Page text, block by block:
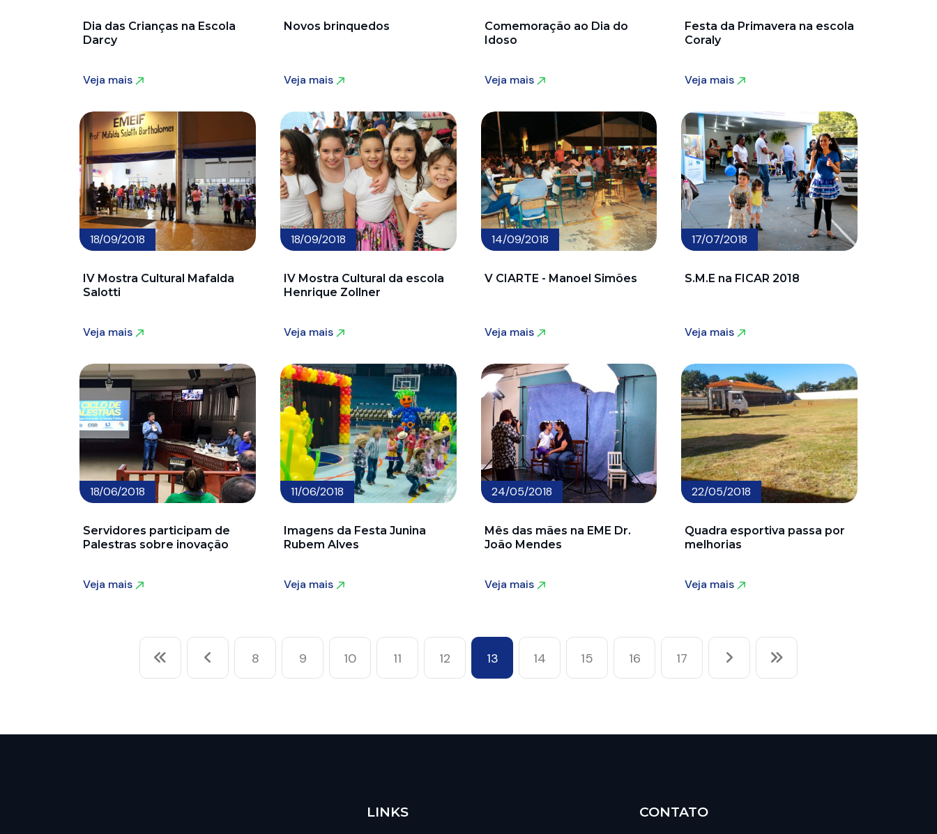
Dia das Crianças na Escola
Darcy
Veja mais
Novos brinquedos
Veja mais
Comemoração ao Dia do
Idoso
Veja mais
Festa da Primavera na escola
Coraly
Veja mais
18/09/2018
IV Mostra Cultural Mafalda
Salotti
Veja mais
18/09/2018
IV Mostra Cultural da escola
Henrique Zollner
Veja mais
14/09/2018
V CIARTE - Manoel Simões
Veja mais
17/07/2018
S.M.E na FICAR 2018
Veja mais
18/06/2018
Servidores participam de
Palestras sobre inovação
Veja mais
11/06/2018
Imagens da Festa Junina
Rubem Alves
Veja mais
24/05/2018
Mês das mães na EME Dr.
João Mendes
Veja mais
22/05/2018
Quadra esportiva passa por
melhorias
Veja mais
8 9 10 11 12 13 14 15 16 17
LINKS CONTATO